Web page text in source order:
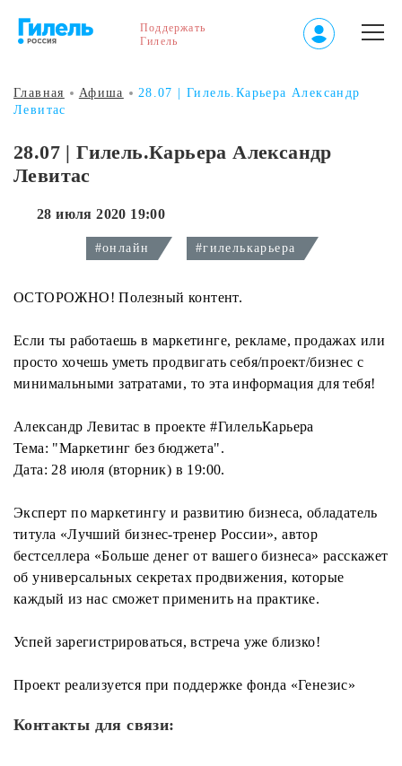
Поддержать
Гилель
Главная Афиша
28.07 | Гилель.Карьера Александр
Левитас
28.07 | Гилель.Карьера Александр
Левитас
28 июля 2020 19:00
#онлайн #гилелькарьера
ОСТОРОЖНО! Полезный контент.
Если ты работаешь в маркетинге, рекламе, продажах или
просто хочешь уметь продвигать себя/проект/бизнес с
минимальными затратами, то эта информация для тебя!
Александр Левитас в проекте #ГилельКарьера
Тема: "Маркетинг без бюджета".
Дата: 28 июля (вторник) в 19:00.
Эксперт по маркетингу и развитию бизнеса, обладатель
титула «Лучший бизнес-тренер России», автор
бестселлера «Больше денег от вашего бизнеса» расскажет
об универсальных секретах продвижения, которые
каждый из нас сможет применить на практике.
Успей зарегистрироваться, встреча уже близко!
Проект реализуется при поддержке фонда «Генезис»
Контакты для связи: